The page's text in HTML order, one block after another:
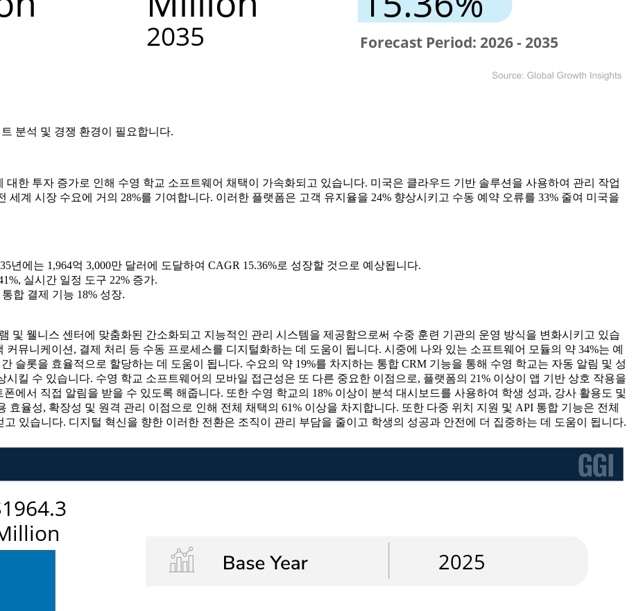
분석 및 경쟁 환경이 필요합니다.
한 투자 증가로 인해 수영 학교 소프트웨어 채택이 가속화되고 있습니다. 미국은 클라우드 기반 솔루션을 사용하여 관리 작업
계 시장 수요에 거의 28%를 기여합니다. 이러한 플랫폼은 고객 유지율을 24% 향상시키고 수동 예약 오류를 33% 줄여 미국을
년에는 1,964억 3,000만 달러에 도달하여 CAGR 15.36%로 성장할 것으로 예상됩니다.
실시간 일정 도구 22% 증가.
합 결제 기능 18% 성장.
및 웰니스 센터에 맞춤화된 간소화되고 지능적인 관리 시스템을 제공함으로써 수중 훈련 기관의 운영 방식을 변화시키고 있습
뮤니케이션, 결제 처리 등 수동 프로세스를 디지털화하는 데 도움이 됩니다. 시중에 나와 있는 소프트웨어 모듈의 약 34%는 예
슬롯을 효율적으로 할당하는 데 도움이 됩니다. 수요의 약 19%를 차지하는 통합 CRM 기능을 통해 수영 학교는 자동 알림 및 성
킬 수 있습니다. 수영 학교 소프트웨어의 모바일 접근성은 또 다른 중요한 이점으로, 플랫폼의 21% 이상이 앱 기반 상호 작용을
에서 직접 알림을 받을 수 있도록 해줍니다. 또한 수영 학교의 18% 이상이 분석 대시보드를 사용하여 학생 성과, 강사 활용도 및
율성, 확장성 및 원격 관리 이점으로 인해 전체 채택의 61% 이상을 차지합니다. 또한 다중 위치 지원 및 API 통합 기능은 전체
있습니다. 디지털 혁신을 향한 이러한 전환은 조직이 관리 부담을 줄이고 학생의 성공과 안전에 더 집중하는 데 도움이 됩니다.